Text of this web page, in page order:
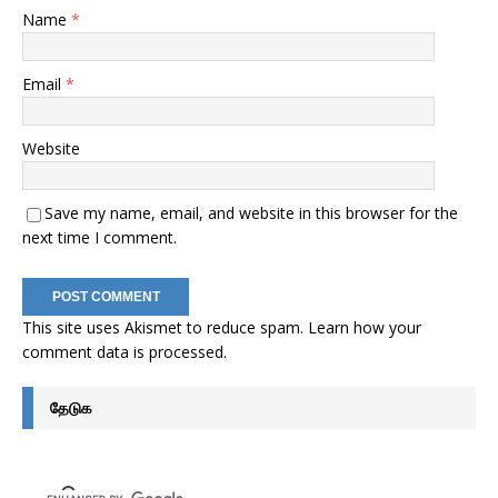
Name *
Email *
Website
Save my name, email, and website in this browser for the
next time I comment.
This site uses Akismet to reduce spam. Learn how your
comment data is processed.
தேடுக